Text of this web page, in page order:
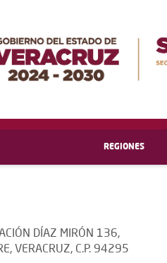
REGIONES
DÍAZ MIRÓN 136,
VERACRUZ, C.P. 94295